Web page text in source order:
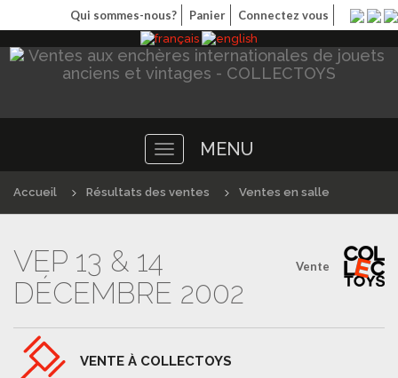
Qui sommes-nous? Panier Connectez vous
Toggle
navigation
MENU
Accueil Résultats des ventes Ventes en salle
Vente
VEP 13 & 14
DÉCEMBRE 2002
VENTE À COLLECTOYS